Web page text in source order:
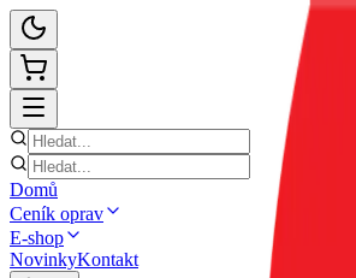
Domů
Ceník oprav
E-shop
NovinkyKontakt